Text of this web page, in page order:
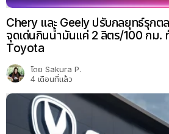
Chery และ Geely ปรับกลยุทธ์รุกต
จุดเด่นกินน้ำมันแค่ 2 ลิตร/100 กม.
Toyota
โดย Sakura P.
4 เดือนที่แล้ว